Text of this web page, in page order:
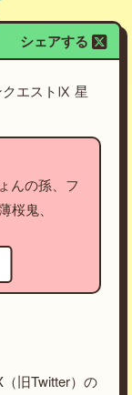
シェアする
クエストⅨ 星
んの孫、フ
桜鬼、
旧Twitter）の